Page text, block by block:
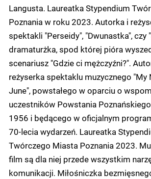
Langusta. Laureatka Stypendium
Poznania w roku 2023. Autorka i
spektakli "Perseidy", "Dwunastka", czy
dramaturżka, spod której pióra
scenariusz "Gdzie ci mężczyźni?".
reżyserka spektaklu muzycznego "My
June", powstałego w oparciu o
uczestników Powstania
1956 i będącego w oficjalnym
70-lecia wydarzeń. Laureatka
Twórczego Miasta Poznania 2023.
film są dla niej przede wszystkim
komunikacji. Miłośniczka